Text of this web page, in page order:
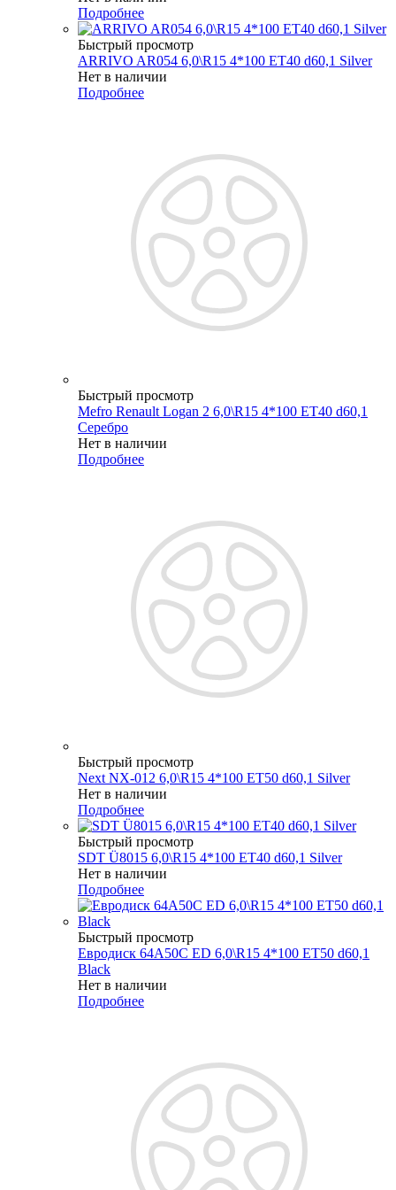
Подробнее
Быстрый просмотр
ARRIVO AR054 6,0\R15 4*100 ET40 d60,1 Silver
Нет в наличии
Подробнее
Быстрый просмотр
Mefro Renault Logan 2 6,0\R15 4*100 ET40 d60,1
Серебро
Нет в наличии
Подробнее
Быстрый просмотр
Next NX-012 6,0\R15 4*100 ET50 d60,1 Silver
Нет в наличии
Подробнее
Быстрый просмотр
SDT Ü8015 6,0\R15 4*100 ET40 d60,1 Silver
Нет в наличии
Подробнее
Быстрый просмотр
Евродиск 64A50C ED 6,0\R15 4*100 ET50 d60,1
Black
Нет в наличии
Подробнее